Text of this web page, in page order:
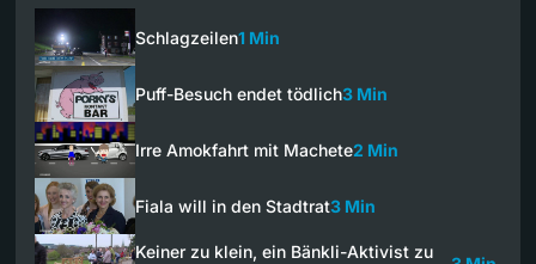
Schlagzeilen1 Min
Puff-Besuch endet tödlich3 Min
Irre Amokfahrt mit Machete2 Min
Fiala will in den Stadtrat3 Min
Keiner zu klein, ein Bänkli-Aktivist zu